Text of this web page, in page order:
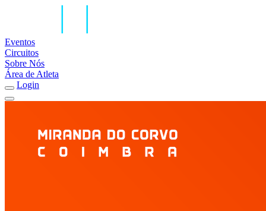
Eventos
Circuitos
Sobre Nós
Área de Atleta
Login